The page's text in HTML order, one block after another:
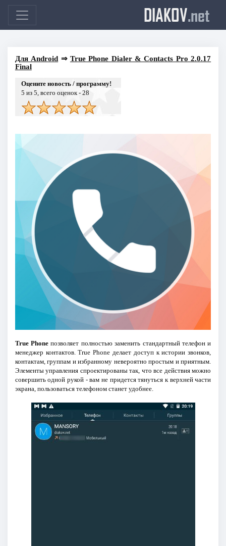
DIAKOV.net
Для Android ⇒ True Phone Dialer & Contacts Pro 2.0.17
Final
Оцените новость / программу!
5 из 5, всего оценок - 28
True Phone позволяет полностью заменить стандартный телефон и
менеджер контактов. True Phone делает доступ к истории звонков,
контактам, группам и избранному невероятно простым и приятным.
Элементы управления спроектированы так, что все действия можно
совершить одной рукой - вам не придется тянуться к верхней части
экрана, пользоваться телефоном станет удобнее.